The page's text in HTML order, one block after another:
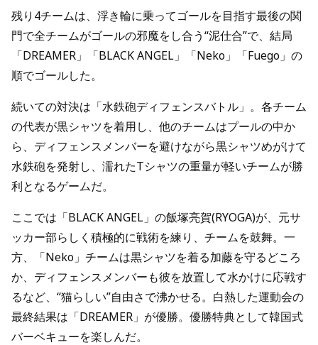
残り4チームは、浮き輪に乗ってゴールを目指す最後の関
門で全チームがゴールの邪魔をし合う“泥仕合”で、結局
「DREAMER」「BLACK ANGEL」「Neko」「Fuego」の
順でゴールした。
続いての対決は「水鉄砲ディフェンスバトル」。各チーム
の代表が黒シャツを着用し、他のチームはプールの中か
ら、ディフェンスメンバーを避けながら黒シャツめがけて
水鉄砲を発射し、濡れたTシャツの重量が軽いチームが勝
利となるゲームだ。
ここでは「BLACK ANGEL」の飯塚亮賀(RYOGA)が、元サ
ッカー部らしく積極的に戦術を練り、チームを鼓舞。一
方、「Neko」チームは黒シャツを着る加藤を守るどころ
か、ディフェンスメンバーも彼を放置して水かけに応戦す
るなど、“猫らしい”自由さで沸かせる。白熱した運動会の
最終結果は「DREAMER」が優勝。優勝特典として韓国式
バーベキューを楽しんだ。